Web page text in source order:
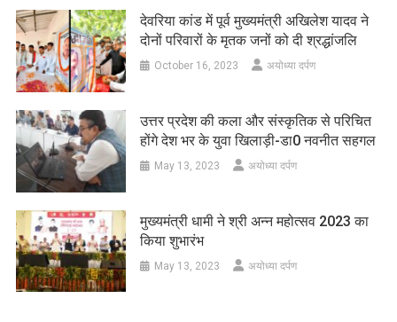
देवरिया कांड में पूर्व मुख्यमंत्री अखिलेश यादव ने
दोनों परिवारों के मृतक जनों को दी श्रद्धांजलि
October 16, 2023 अयोध्या दर्पण
उत्तर प्रदेश की कला और संस्कृतिक से परिचित
होंगे देश भर के युवा खिलाड़ी-डा0 नवनीत सहगल
May 13, 2023 अयोध्या दर्पण
मुख्यमंत्री धामी ने श्री अन्न महोत्सव 2023 का
किया शुभारंभ
May 13, 2023 अयोध्या दर्पण